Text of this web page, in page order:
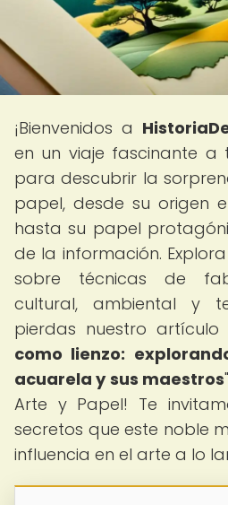
¡Bienvenidos a
en un viaje fascinante a
para descubrir la
papel, desde su origen
hasta su papel
de la información.
sobre técnicas de
cultural, ambiental y
pierdas nuestro artículo
como lienzo:
acuarela y sus maestros
Arte y Papel! Te
secretos que este noble
influencia en el arte a lo